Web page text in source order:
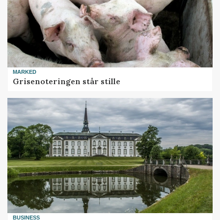
MARKED
Grisenoteringen står stille
BUSINESS